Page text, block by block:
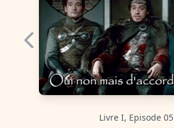
Livre I, Episode 05